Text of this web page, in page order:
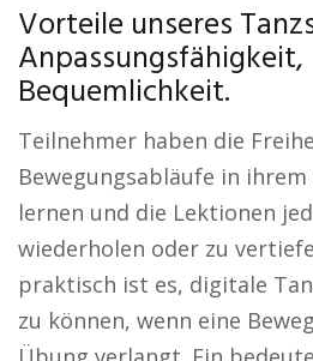
Vorteile unseres
Anpassungsfähigkeit,
Bequemlichkeit.
Teilnehmer haben die
Bewegungsabläufe in
lernen und die Lektionen
wiederholen oder zu
praktisch ist es, digitale
zu können, wenn eine